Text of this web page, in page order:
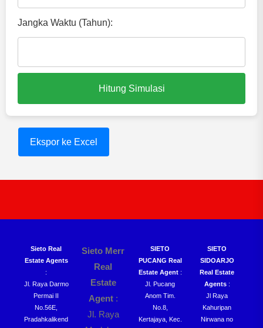
Jangka Waktu (Tahun):
Hitung Simulasi
Ekspor ke Excel
Sieto Real
Estate Agents
:
Jl. Raya Darmo
Permai II
No.56E,
Pradahkalikend
Sieto Merr
Real
Estate
Agent:
Jl. Raya
SIETO
PUCANG Real
Estate Agent:
Jl. Pucang
Anom Tim.
No.8,
Kertajaya, Kec.
SIETO
SIDOARJO
Real Estate
Agents:
Jl Raya
Kahuripan
Nirwana no